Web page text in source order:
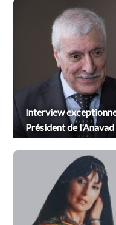
Interview
Président de l’Anavad